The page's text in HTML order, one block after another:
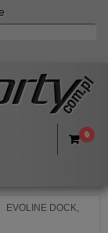
0
EVOLINE DOCK,